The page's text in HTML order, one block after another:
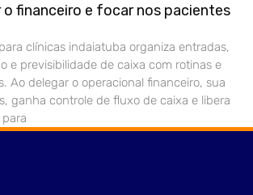
o financeiro e focar nos pacientes
clínicas indaiatuba organiza entradas,
e previsibilidade de caixa com rotinas e
Ao delegar o operacional financeiro, sua
ganha controle de fluxo de caixa e libera